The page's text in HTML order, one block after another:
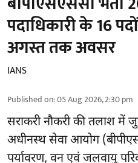
पदाधिकारी के 16
अगस्त तक अवसर
IANS
Published on:05 Aug 2026, 2:30 pm
सराकरी नौकरी की तलाश में
अधीनस्थ सेवा आयोग
पर्यावरण, वन एवं जलवायु